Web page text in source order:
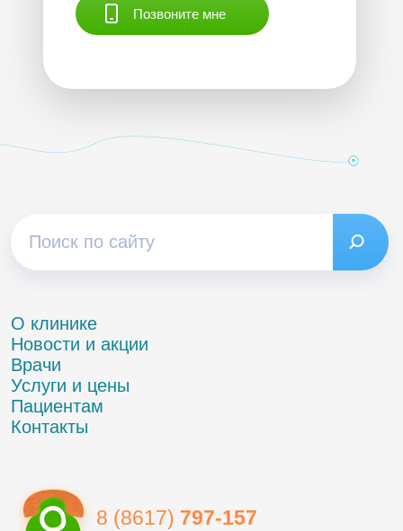
Позвоните мне
О клинике
Новости и акции
Врачи
Услуги и цены
Пациентам
Контакты
8 (8617) 797-157